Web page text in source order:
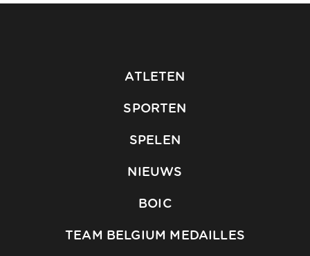
ATLETEN
SPORTEN
SPELEN
NIEUWS
BOIC
TEAM BELGIUM MEDAILLES